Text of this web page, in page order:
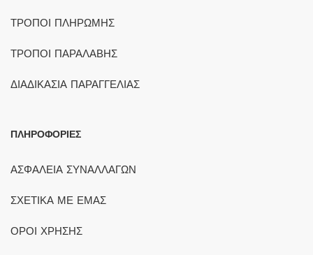
ΤΡΟΠΟΙ ΠΛΗΡΩΜΗΣ
ΤΡΟΠΟΙ ΠΑΡΑΛΑΒΗΣ
ΔΙΑΔΙΚΑΣΙΑ ΠΑΡΑΓΓΕΛΙΑΣ
ΠΛΗΡΟΦΟΡΙΕΣ
ΑΣΦΑΛΕΙΑ ΣΥΝΑΛΛΑΓΩΝ
ΣΧΕΤΙΚΑ ΜΕ ΕΜΑΣ
ΟΡΟΙ ΧΡΗΣΗΣ